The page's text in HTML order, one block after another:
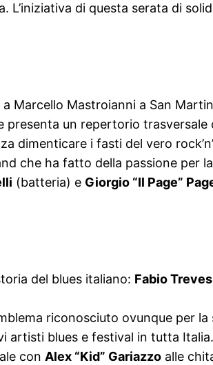
di questa serata di
Marcello Mastroianni a San
presenta un repertorio
dimenticare i fasti del vero
che ha fatto della passione per
(batteria) e Giorgio “Il Page”
del blues italiano: Fabio Treves
riconosciuto ovunque per
artisti blues e festival in tutta Italia.
con Alex “Kid” Gariazzo alle